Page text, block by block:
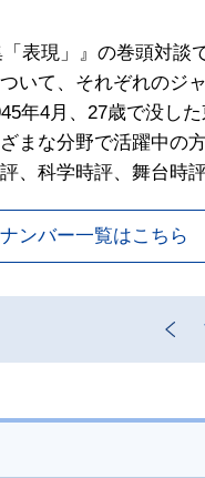
表現」』の巻頭対
いて、それぞれの
年4月、27歳で没し
まな分野で活躍中の
、科学時評、舞台時
ンバー一覧はこちら